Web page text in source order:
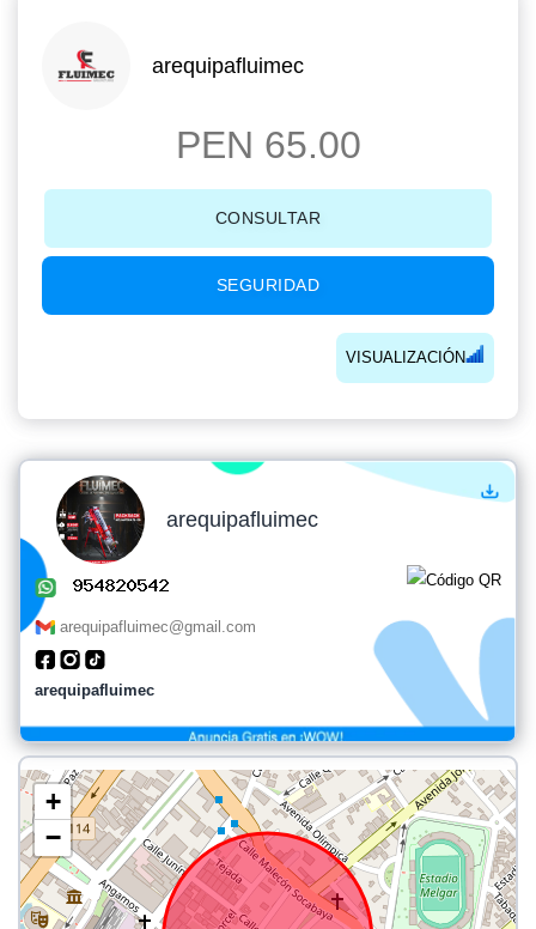
arequipafluimec
PEN 65.00
CONSULTAR
SEGURIDAD
VISUALIZACIÓN
arequipafluimec
arequipafluimec@gmail.com
arequipafluimec
+
−